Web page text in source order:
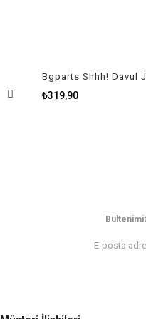
Bgparts Shhh! Davul
₺319,90